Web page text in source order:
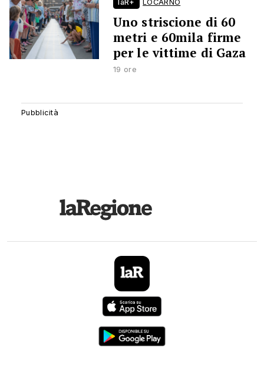
laR+ LOCARNO
Uno striscione di 60
metri e 60mila firme
per le vittime di Gaza
19 ore